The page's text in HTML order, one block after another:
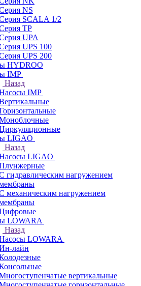
NS
SCALA 1/2
TP
UPA
UPS 100
UPS 200
HYDROO
IMP
Назад
IMP
LIGAO
Назад
LIGAO
гидравлическим нагружением
механическим нагружением
LOWARA
Назад
LOWARA
лайн
вертикальные